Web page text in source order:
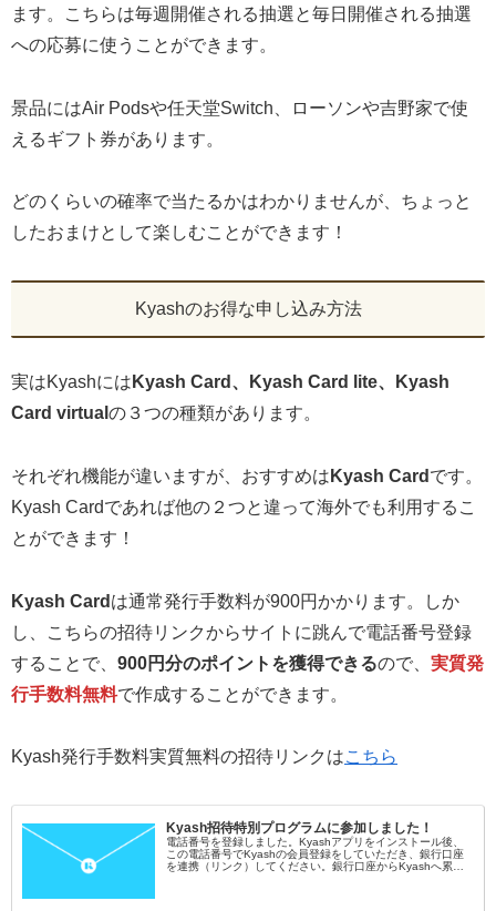
ます。こちらは毎週開催される抽選と毎日開催される抽選
への応募に使うことができます。
景品にはAir Podsや任天堂Switch、ローソンや吉野家で使
えるギフト券があります。
どのくらいの確率で当たるかはわかりませんが、ちょっと
したおまけとして楽しむことができます！
Kyashのお得な申し込み方法
実はKyashには Kyash Card、Kyash Card lite、Kyash
Card virtual の３つの種類があります。
それぞれ機能が違いますが、おすすめは Kyash Card です。
Kyash Cardであれば他の２つと違って海外でも利用するこ
とができます！
Kyash Card は通常発行手数料が900円かかります。しか
し、こちらの招待リンクからサイトに跳んで電話番号登録
することで、 900円分のポイントを獲得できるので、 実質発
行手数料無料で作成することができます。
Kyash発行手数料実質無料の招待リンクはこちら
Kyash招待特別プログラムに参加しました！
電話番号を登録しました。Kyashアプリをインストール後、
この電話番号でKyashの会員登録をしていただき、銀行口座
を連携（リンク）してください。銀行口座からKyashへ累計